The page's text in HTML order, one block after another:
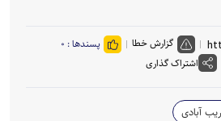
گزارش خطا پسندها : ۰
اشتراک گذاری
آبادی